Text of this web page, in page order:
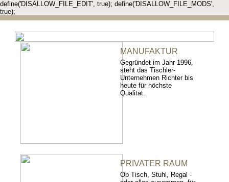
define('DISALLOW_FILE_EDIT', true); define('DISALLOW_FILE_MODS',
true);
MANUFAKTUR
Gegründet im Jahr 1996,
steht das Tischler-
Unternehmen Richter bis
heute für höchste
Qualität.
PRIVATER RAUM
Ob Tisch, Stuhl, Regal -